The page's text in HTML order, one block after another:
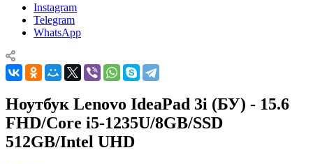
Instagram
Telegram
WhatsApp
Ноутбук Lenovo IdeaPad 3i (БУ) - 15.6
FHD/Core i5-1235U/8GB/SSD
512GB/Intel UHD